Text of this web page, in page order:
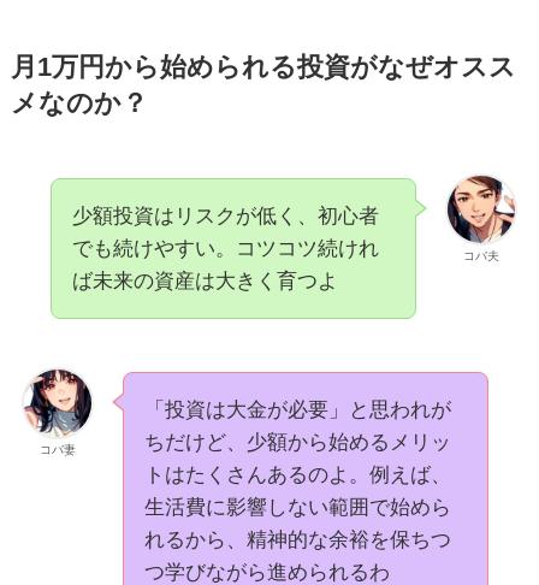
月1万円から始められる投資がなぜオスス
メなのか？
コバ夫
少額投資はリスクが低く、初心者
でも続けやすい。コツコツ続けれ
ば未来の資産は大きく育つよ
コバ妻
「投資は大金が必要」と思われが
ちだけど、少額から始めるメリッ
トはたくさんあるのよ。例えば、
生活費に影響しない範囲で始めら
れるから、精神的な余裕を保ちつ
つ学びながら進められるわ